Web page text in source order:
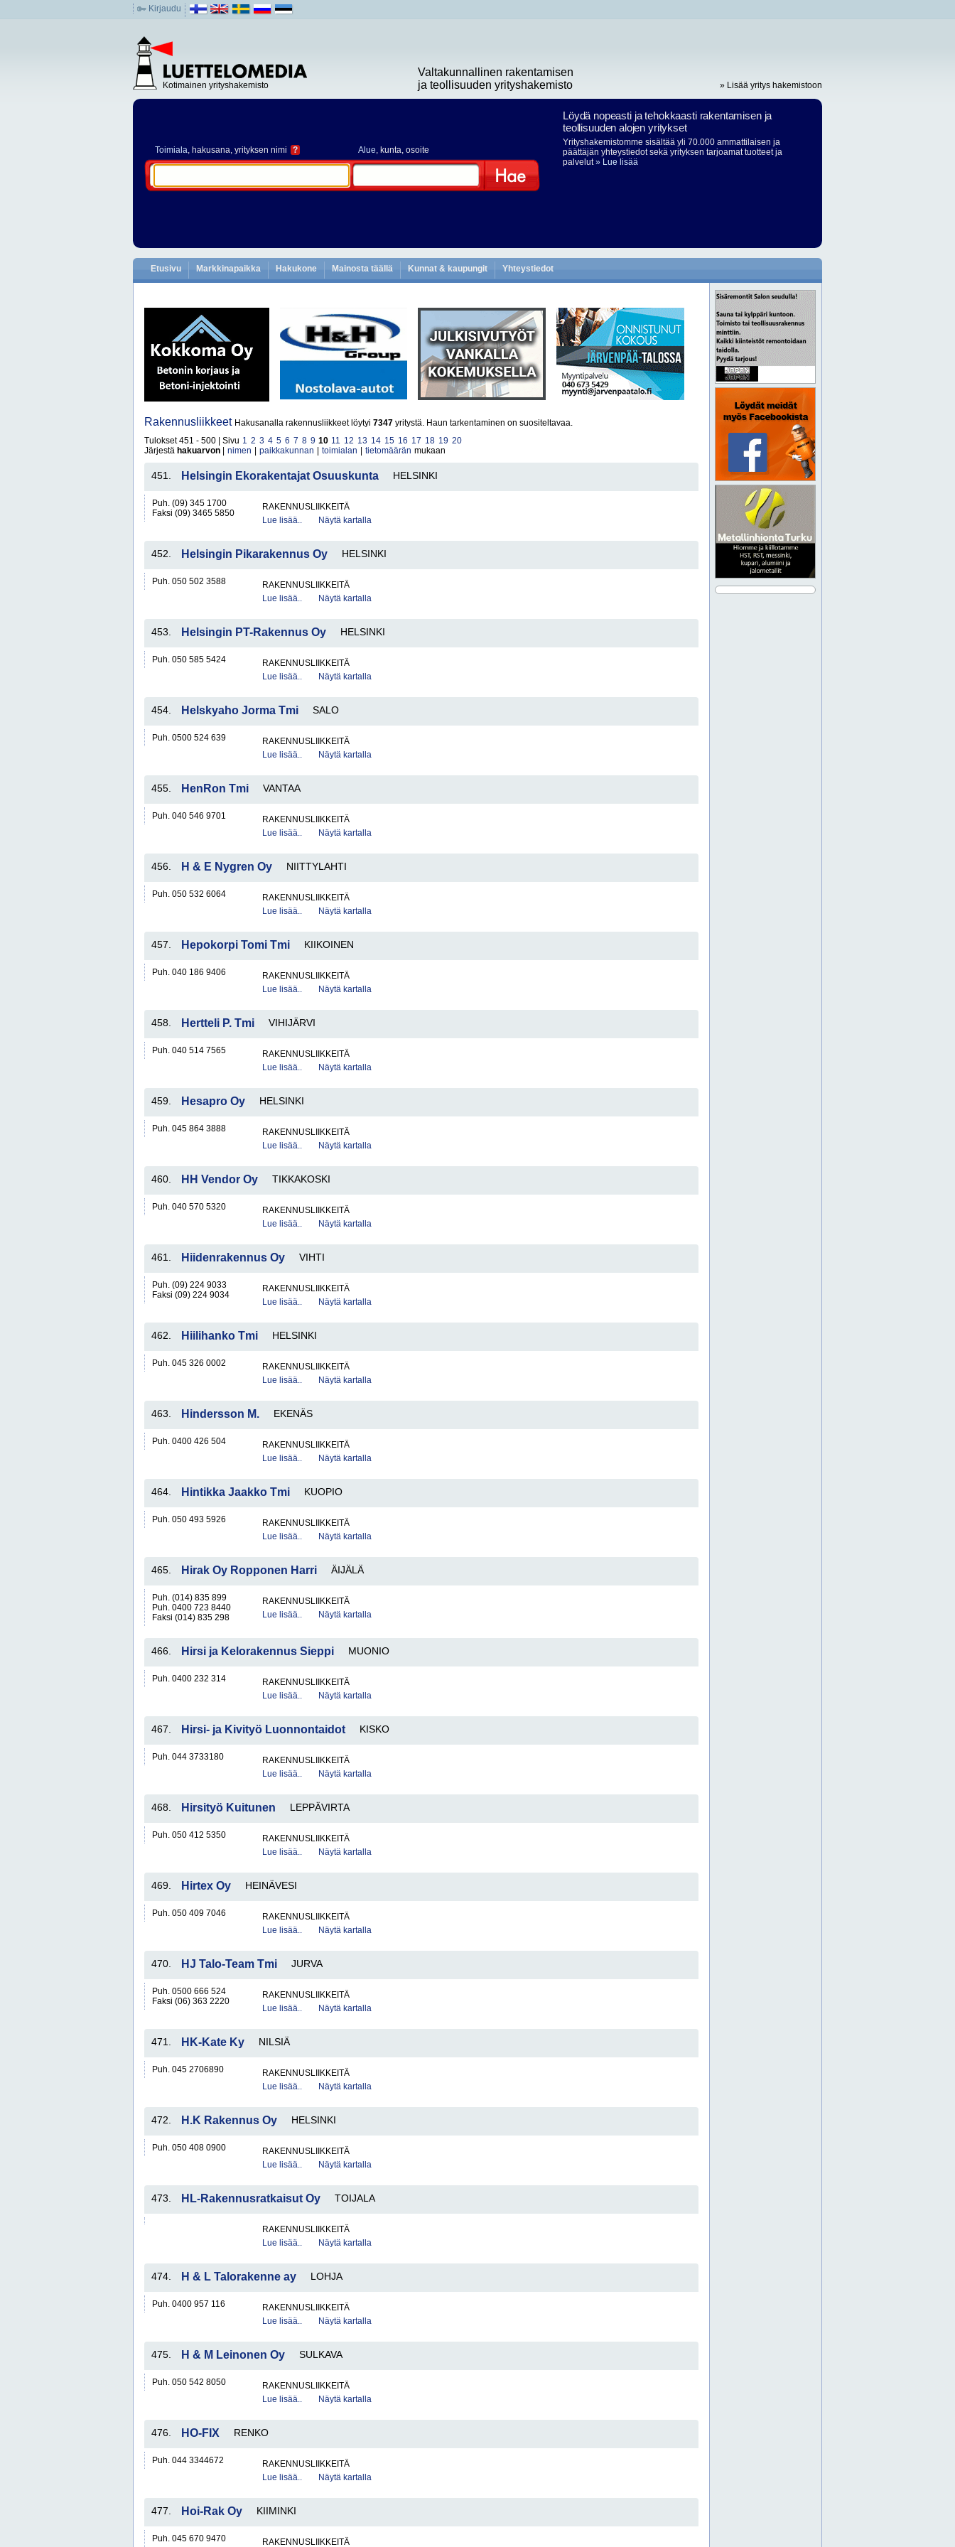
Kirjaudu
Kotimainen yrityshakemisto
Valtakunnallinen rakentamisen
ja teollisuuden yrityshakemisto
» Lisää yritys hakemistoon
Toimiala, hakusana, yrityksen nimi ? Alue, kunta, osoite
Löydä nopeasti ja tehokkaasti rakentamisen ja
teollisuuden alojen yritykset
Yrityshakemistomme sisältää yli 70.000 ammattilaisen ja
päättäjän yhteystiedot sekä yrityksen tarjoamat tuotteet ja
palvelut» Lue lisää
Etusivu Markkinapaikka Hakukone Mainosta täällä Kunnat & kaupungit Yhteystiedot
Rakennusliikkeet Hakusanalla rakennusliikkeet löytyi 7347 yritystä. Haun tarkentaminen on suositeltavaa.
Tulokset 451 - 500 | Sivu 1 2 3 4 5 6 7 8 9 10 11 12 13 14 15 16 17 18 19 20
Järjestä hakuarvon nimen paikkakunnan toimialan tietomäärän mukaan
451. Helsingin Ekorakentajat Osuuskunta HELSINKI
Puh. (09) 345 1700
Faksi (09) 3465 5850
RAKENNUSLIIKKEITÄ
Lue lisää..
Näytä kartalla
452. Helsingin Pikarakennus Oy HELSINKI
Puh. 050 502 3588
RAKENNUSLIIKKEITÄ
Lue lisää..
Näytä kartalla
453. Helsingin PT-Rakennus Oy HELSINKI
Puh. 050 585 5424
RAKENNUSLIIKKEITÄ
Lue lisää..
Näytä kartalla
454. Helskyaho Jorma Tmi SALO
Puh. 0500 524 639
RAKENNUSLIIKKEITÄ
Lue lisää..
Näytä kartalla
455. HenRon Tmi VANTAA
Puh. 040 546 9701
RAKENNUSLIIKKEITÄ
Lue lisää..
Näytä kartalla
456. H & E Nygren Oy NIITTYLAHTI
Puh. 050 532 6064
RAKENNUSLIIKKEITÄ
Lue lisää..
Näytä kartalla
457. Hepokorpi Tomi Tmi KIIKOINEN
Puh. 040 186 9406
RAKENNUSLIIKKEITÄ
Lue lisää..
Näytä kartalla
458. Hertteli P. Tmi VIHIJÄRVI
Puh. 040 514 7565
RAKENNUSLIIKKEITÄ
Lue lisää..
Näytä kartalla
459. Hesapro Oy HELSINKI
Puh. 045 864 3888
RAKENNUSLIIKKEITÄ
Lue lisää..
Näytä kartalla
460. HH Vendor Oy TIKKAKOSKI
Puh. 040 570 5320
RAKENNUSLIIKKEITÄ
Lue lisää..
Näytä kartalla
461. Hiidenrakennus Oy VIHTI
Puh. (09) 224 9033
Faksi (09) 224 9034
RAKENNUSLIIKKEITÄ
Lue lisää..
Näytä kartalla
462. Hiilihanko Tmi HELSINKI
Puh. 045 326 0002
RAKENNUSLIIKKEITÄ
Lue lisää..
Näytä kartalla
463. Hindersson M. EKENÄS
Puh. 0400 426 504
RAKENNUSLIIKKEITÄ
Lue lisää..
Näytä kartalla
464. Hintikka Jaakko Tmi KUOPIO
Puh. 050 493 5926
RAKENNUSLIIKKEITÄ
Lue lisää..
Näytä kartalla
465. Hirak Oy Ropponen Harri ÄIJÄLÄ
Puh. (014) 835 899
Puh. 0400 723 8440
Faksi (014) 835 298
RAKENNUSLIIKKEITÄ
Lue lisää..
Näytä kartalla
466. Hirsi ja Kelorakennus Sieppi MUONIO
Puh. 0400 232 314
RAKENNUSLIIKKEITÄ
Lue lisää..
Näytä kartalla
467. Hirsi- ja Kivityö Luonnontaidot KISKO
Puh. 044 3733180
RAKENNUSLIIKKEITÄ
Lue lisää..
Näytä kartalla
468. Hirsityö Kuitunen LEPPÄVIRTA
Puh. 050 412 5350
RAKENNUSLIIKKEITÄ
Lue lisää..
Näytä kartalla
469. Hirtex Oy HEINÄVESI
Puh. 050 409 7046
RAKENNUSLIIKKEITÄ
Lue lisää..
Näytä kartalla
470. HJ Talo-Team Tmi JURVA
Puh. 0500 666 524
Faksi (06) 363 2220
RAKENNUSLIIKKEITÄ
Lue lisää..
Näytä kartalla
471. HK-Kate Ky NILSIÄ
Puh. 045 2706890
RAKENNUSLIIKKEITÄ
Lue lisää..
Näytä kartalla
472. H.K Rakennus Oy HELSINKI
Puh. 050 408 0900
RAKENNUSLIIKKEITÄ
Lue lisää..
Näytä kartalla
473. HL-Rakennusratkaisut Oy TOIJALA
RAKENNUSLIIKKEITÄ
Lue lisää..
Näytä kartalla
474. H & L Talorakenne ay LOHJA
Puh. 0400 957 116
RAKENNUSLIIKKEITÄ
Lue lisää..
Näytä kartalla
475. H & M Leinonen Oy SULKAVA
Puh. 050 542 8050
RAKENNUSLIIKKEITÄ
Lue lisää..
Näytä kartalla
476. HO-FIX RENKO
Puh. 044 3344672
RAKENNUSLIIKKEITÄ
Lue lisää..
Näytä kartalla
477. Hoi-Rak Oy KIIMINKI
Puh. 045 670 9470 RAKENNUSLIIKKEITÄ